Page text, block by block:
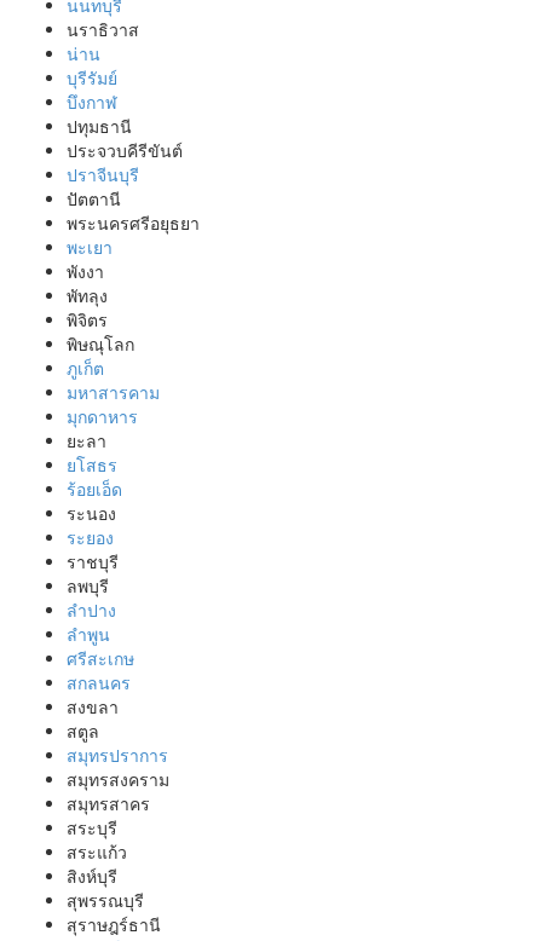
นนทบุรี
นราธิวาส
น่าน
บุรีรัมย์
บึงกาฬ
ปทุมธานี
ประจวบคีรีขันต์
ปราจีนบุรี
ปัตตานี
พระนครศรีอยุธยา
พะเยา
พังงา
พัทลุง
พิจิตร
พิษณุโลก
ภูเก็ต
มหาสารคาม
มุกดาหาร
ยะลา
ยโสธร
ร้อยเอ็ด
ระนอง
ระยอง
ราชบุรี
ลพบุรี
ลำปาง
ลำพูน
ศรีสะเกษ
สกลนคร
สงขลา
สตูล
สมุทรปราการ
สมุทรสงคราม
สมุทรสาคร
สระบุรี
สระแก้ว
สิงห์บุรี
สุพรรณบุรี
สุราษฎร์ธานี